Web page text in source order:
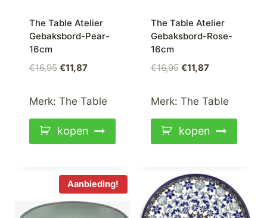
The Table Atelier
Gebaksbord-Pear-
16cm
€16,95 Oorspronkelijke
was:
€11,87Huidige
is:
Merk: The Table
kopen
The Table Atelier
Gebaksbord-Rose-
16cm
€16,95 Oorspronkelijke
was:
€11,87Huidige
is:
Merk: The Table
kopen
Aanbieding!